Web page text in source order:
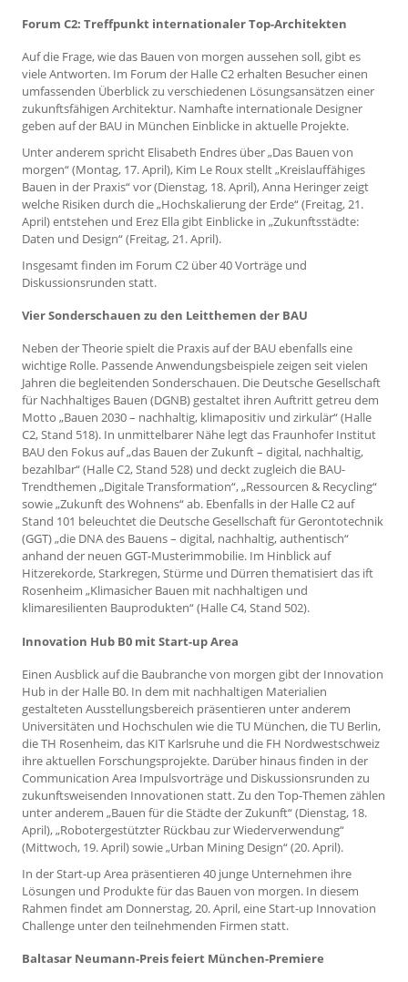
Forum C2: Treffpunkt internationaler Top-Architekten
Auf die Frage, wie das Bauen von morgen aussehen soll, gibt es
viele Antworten. Im Forum der Halle C2 erhalten Besucher einen
umfassenden Überblick zu verschiedenen Lösungsansätzen einer
zukunftsfähigen Architektur. Namhafte internationale Designer
geben auf der BAU in München Einblicke in aktuelle Projekte.
Unter anderem spricht Elisabeth Endres über „Das Bauen von
morgen“ (Montag, 17. April), Kim Le Roux stellt „Kreislauffähiges
Bauen in der Praxis“ vor (Dienstag, 18. April), Anna Heringer zeigt
welche Risiken durch die „Hochskalierung der Erde“ (Freitag, 21.
April) entstehen und Erez Ella gibt Einblicke in „Zukunftsstädte:
Daten und Design“ (Freitag, 21. April).
Insgesamt finden im Forum C2 über 40 Vorträge und
Diskussionsrunden statt.
Vier Sonderschauen zu den Leitthemen der BAU
Neben der Theorie spielt die Praxis auf der BAU ebenfalls eine
wichtige Rolle. Passende Anwendungsbeispiele zeigen seit vielen
Jahren die begleitenden Sonderschauen. Die Deutsche Gesellschaft
für Nachhaltiges Bauen (DGNB) gestaltet ihren Auftritt getreu dem
Motto „Bauen 2030 – nachhaltig, klimapositiv und zirkulär“ (Halle
C2, Stand 518). In unmittelbarer Nähe legt das Fraunhofer Institut
BAU den Fokus auf „das Bauen der Zukunft – digital, nachhaltig,
bezahlbar“ (Halle C2, Stand 528) und deckt zugleich die BAU-
Trendthemen „Digitale Transformation“, „Ressourcen & Recycling“
sowie „Zukunft des Wohnens“ ab. Ebenfalls in der Halle C2 auf
Stand 101 beleuchtet die Deutsche Gesellschaft für Gerontotechnik
(GGT) „die DNA des Bauens – digital, nachhaltig, authentisch“
anhand der neuen GGT-Musterimmobilie. Im Hinblick auf
Hitzerekorde, Starkregen, Stürme und Dürren thematisiert das ift
Rosenheim „Klimasicher Bauen mit nachhaltigen und
klimaresilienten Bauprodukten“ (Halle C4, Stand 502).
Innovation Hub B0 mit Start-up Area
Einen Ausblick auf die Baubranche von morgen gibt der Innovation
Hub in der Halle B0. In dem mit nachhaltigen Materialien
gestalteten Ausstellungsbereich präsentieren unter anderem
Universitäten und Hochschulen wie die TU München, die TU Berlin,
die TH Rosenheim, das KIT Karlsruhe und die FH Nordwestschweiz
ihre aktuellen Forschungsprojekte. Darüber hinaus finden in der
Communication Area Impulsvorträge und Diskussionsrunden zu
zukunftsweisenden Innovationen statt. Zu den Top-Themen zählen
unter anderem „Bauen für die Städte der Zukunft“ (Dienstag, 18.
April), „Robotergestützter Rückbau zur Wiederverwendung“
(Mittwoch, 19. April) sowie „Urban Mining Design“ (20. April).
In der Start-up Area präsentieren 40 junge Unternehmen ihre
Lösungen und Produkte für das Bauen von morgen. In diesem
Rahmen findet am Donnerstag, 20. April, eine Start-up Innovation
Challenge unter den teilnehmenden Firmen statt.
Baltasar Neumann-Preis feiert München-Premiere